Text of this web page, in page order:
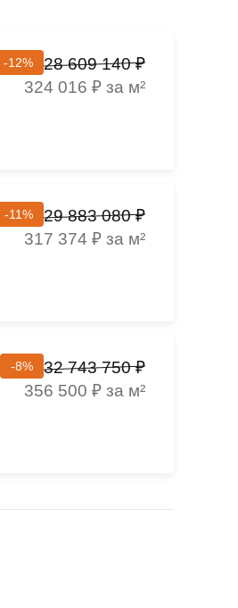
-12%
28 609 140 ₽
324 016 ₽ за м²
-11%
29 883 080 ₽
317 374 ₽ за м²
-8%
32 743 750 ₽
356 500 ₽ за м²